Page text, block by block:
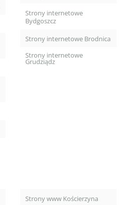
Strony internetowe
Bydgoszcz
Strony internetowe Brodnica
Strony internetowe
Grudziądz
Strony www Kościerzyna